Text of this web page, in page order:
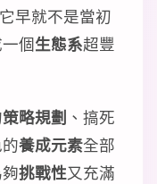
早就不是當初
個生態系超豐
策略規劃 、搞死
養成元素全部
挑戰性又充滿